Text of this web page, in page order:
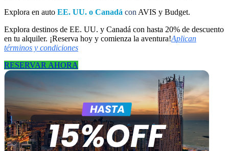
Explora en auto EE. UU. o Canadá conAVIS y Budget.
Explora destinos de EE. UU. y Canadá con hasta 20% de descuento
en tu alquiler. ¡Reserva hoy y comienza la aventura!Aplican
términos y condiciones
RESERVAR AHORA